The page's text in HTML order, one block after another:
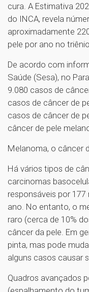
cura. A Estimativa
do INCA, revela
aproximadamente
pele por ano no
De acordo com
Saúde (Sesa), no
9.080 casos de
casos de câncer de
casos de câncer de
câncer de pele
Melanoma, o câncer
Há vários tipos de
carcinomas
responsáveis por
ano. No entanto, o
raro (cerca de 10%
câncer da pele. Em
pinta, mas pode
alguns casos causar
Quadros avançados